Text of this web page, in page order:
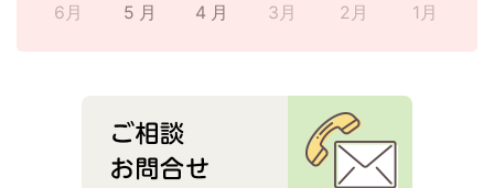
6月 5 月 4 月 3月 2月 1月